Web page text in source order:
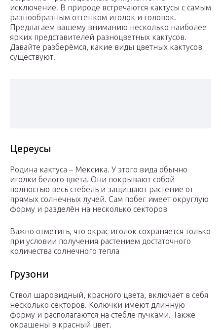
исключение. В природе встречаются кактусы с самым
разнообразным оттенком иголок и головок.
Предлагаем вашему вниманию несколько наиболее
ярких представителей разноцветных кактусов.
Давайте разберёмся, какие виды цветных кактусов
существуют.
Цереусы
Родина кактуса – Мексика. У этого вида обычно
иголки белого цвета. Они покрывают собой
полностью весь стебель и защищают растение от
прямых солнечных лучей. Сам побег имеет округлую
форму и разделён на несколько секторов
Важно отметить, что окрас иголок сохраняется только
при условии получения растением достаточного
количества солнечного тепла
Грузони
Ствол шаровидный, красного цвета, включает в себя
несколько секторов. Колючки имеют длинную
форму и располагаются на стебле пучками. Также
окрашены в красный цвет.